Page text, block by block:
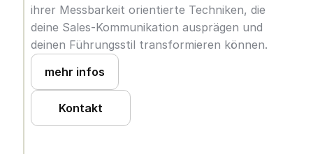
ihrer Messbarkeit orientierte Techniken, die
deine Sales-Kommunikation ausprägen und
deinen Führungsstil transformieren können.
mehr infos
Kontakt